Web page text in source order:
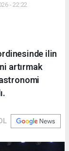
- 22:22
ilin
artırmak